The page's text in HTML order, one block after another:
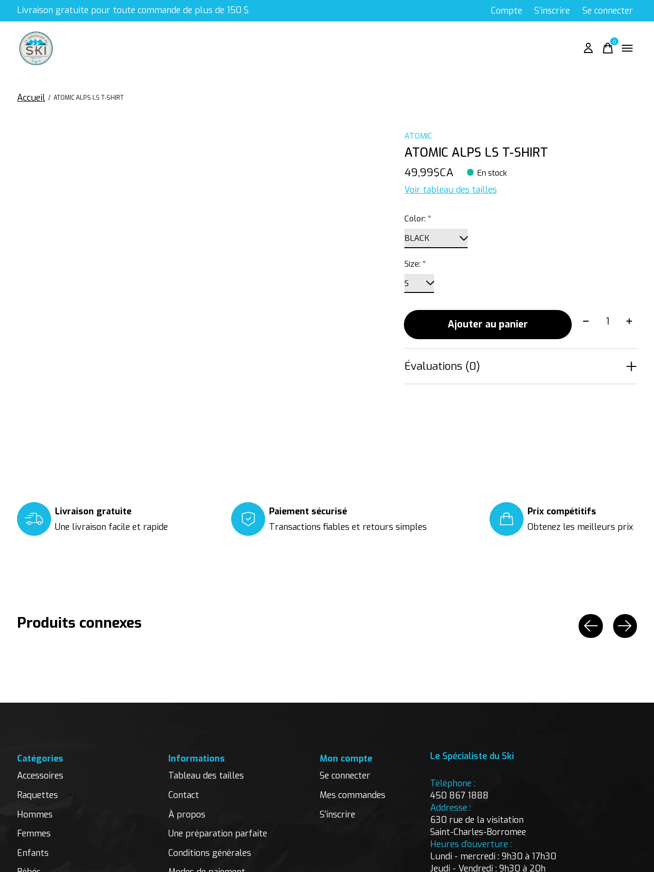
Livraison gratuite pour toute commande de plus de 150 $ Compte S'inscrire Se connecter
0items
Accueil / ATOMIC ALPS LS T-SHIRT
ATOMIC
ATOMIC ALPS LS T-SHIRT
49,99$CA En stock
Voir tableau des tailles
Color: *
Size: *
Ajouter au panier
Quantité:
Évaluations (0)
Livraison gratuite
Une livraison facile et rapide
Paiement sécurisé
Transactions fiables et retours simples
Prix compétitifs
Obtenez les meilleurs prix
Produits connexes
Catégories
Accessoires
Raquettes
Hommes
Femmes
Enfants
Informations
Tableau des tailles
Contact
À propos
Une préparation parfaite
Conditions générales
Mon compte
Se connecter
Mes commandes
S'inscrire
Le Spécialiste du Ski
Téléphone :
450 867 1888
Addresse :
630 rue de la visitation
Saint-Charles-Borromee
Heures d’ouverture :
Lundi - mercredi : 9h30 à 17h30
Jeudi - Vendredi : 9h30 à 20h